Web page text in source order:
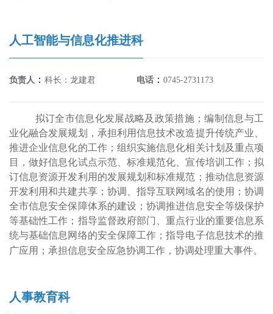
人工智能与信息化推进科
负责人 ： 科长：龙建君 电话 ： 0745-2731173
拟订全市信息化发展战略及政策措施；编制信息与工
业化融合发展规划，承担利用信息技术改造提升传统产业、
推进企业信息化的工作；组织实施信息化相关计划及重点项
目，做好信息化试点示范、标准规范化、宣传培训工作；拟
订信息资源开发利用的发展规划和标准规范；推动信息资源
开发利用和共建共享；协调、指导互联网域名的使用；协调
全市信息安全保障体系的建设；协调推进信息安全等级保护
等基础性工作；指导监督政府部门、重点行业的重要信息系
统与基础信息网络的安全保障工作；指导电子信息技术的推
广应用；承担信息安全应急协调工作，协调处理重大事件。
人事教育科